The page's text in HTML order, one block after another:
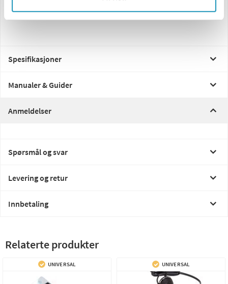
Spesifikasjoner
Manualer & Guider
Anmeldelser
Spørsmål og svar
Levering og retur
Innbetaling
Relaterte produkter
UNIVERSAL UNIVERSAL